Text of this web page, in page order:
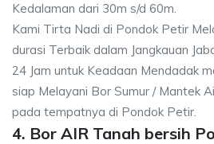
Kedalaman dari 30m s/d 60m.
Kami Tirta Nadi di Pondok Petir
durasi Terbaik dalam Jangkauan
24 Jam untuk Keadaan Mendadak
siap Melayani Bor Sumur / Mantek
pada tempatnya di Pondok Petir.
4. Bor AIR Tanah bersih